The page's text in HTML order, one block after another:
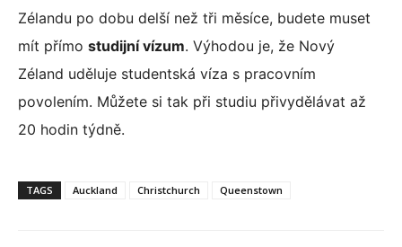
Zélandu po dobu delší než tři měsíce, budete muset
mít přímo studijní vízum. Výhodou je, že Nový
Zéland uděluje studentská víza s pracovním
povolením. Můžete si tak při studiu přivydělávat až
20 hodin týdně.
TAGS Auckland Christchurch Queenstown